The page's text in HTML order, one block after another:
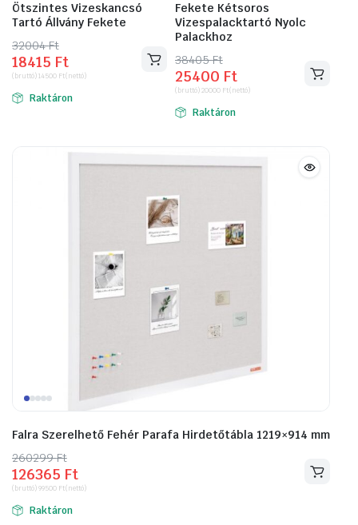
Ötszintes Vizeskancsó
Tartó Állvány Fekete
32004Ft
Original
price
was:
32004 Ft.
18415 Ft
Current
price
is:
18415 Ft.
(bruttó)14500 Ft(nettó)
Raktáron
Fekete Kétsoros
Vizespalacktartó Nyolc
Palackhoz
38405Ft
Original
price
was:
38405 Ft.
25400 Ft
Current
price
is:
25400 Ft.
(bruttó)20000 Ft(nettó)
Raktáron
Falra Szerelhető Fehér Parafa Hirdetőtábla 1219×914 mm
260299Ft
Original
price
was:
260299 Ft.
126365 Ft
Current
price
is:
126365 Ft.
(bruttó)99500 Ft(nettó)
Raktáron